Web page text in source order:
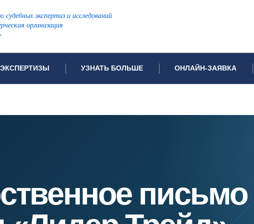
экспертиз и исследований
организация
ЭКСПЕРТИЗЫ
проводимых экспертиз
экспертиза
Медицинская экспертиза
Патентоведческая экспертиза
экспертиза
Почерковедческая экспертиза
УЗНАТЬ БОЛЬШЕ ОНЛАЙН-ЗАЯВКА
письмо